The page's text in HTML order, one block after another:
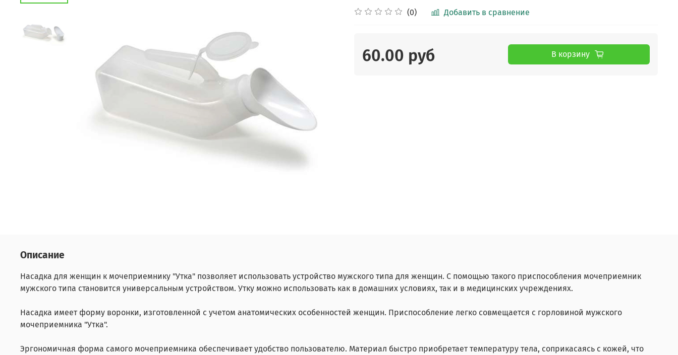
(0) Добавить в сравнение
60.00 руб В корзину
Описание
Насадка для женщин к мочеприемнику "Утка" позволяет использовать устройство мужского типа для женщин. С помощью такого приспособления мочеприемник
мужского типа становится универсальным устройством. Утку можно использовать как в домашних условиях, так и в медицинских учреждениях.
Насадка имеет форму воронки, изготовленной с учетом анатомических особенностей женщин. Приспособление легко совмещается с горловиной мужского
мочеприемника "Утка".
Эргономичная форма самого мочеприемника обеспечивает удобство пользователю. Материал быстро приобретает температуру тела, соприкасаясь с кожей, что